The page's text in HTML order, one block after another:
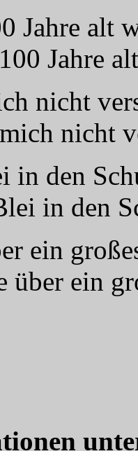
Jahre alt
Jahre
nicht
nicht
den
in den
ein
ein